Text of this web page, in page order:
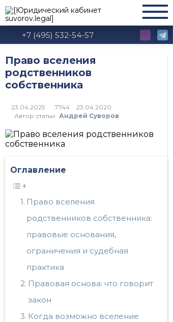
+7 (495) 532-54-57
Право вселения
родственников
собственника
7744
Автор статьи: Андрей Суворов
Оглавление
Право вселения
родственников собственника:
правовые основания,
ограничения и судебная
практика
Правовая основа: что говорит
закон
Когда возможно вселение